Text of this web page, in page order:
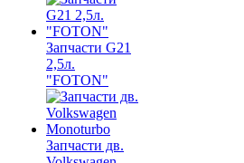
Запчасти G21
2,5л.
"FOTON"
Запчасти дв.